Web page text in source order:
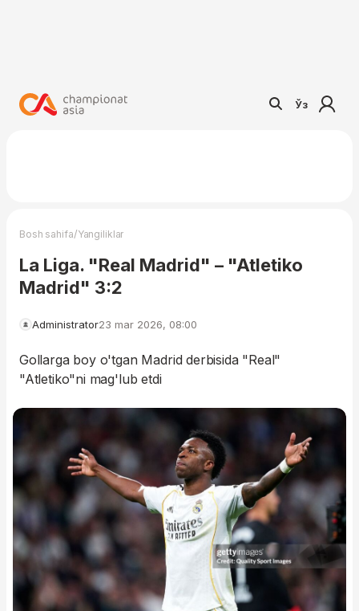
Ўз
Bosh sahifa/Yangiliklar
La Liga. "Real Madrid" – "Atletiko
Madrid" 3:2
Administrator23 mar 2026, 08:00
Gollarga boy o'tgan Madrid derbisida "Real"
"Atletiko"ni mag'lub etdi